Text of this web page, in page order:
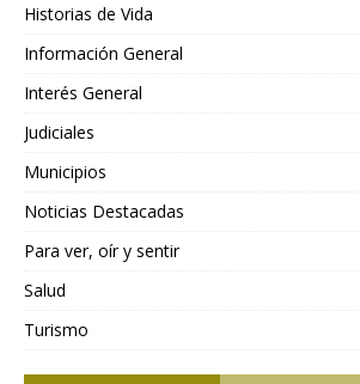
Historias de Vida
Información General
Interés General
Judiciales
Municipios
Noticias Destacadas
Para ver, oír y sentir
Salud
Turismo